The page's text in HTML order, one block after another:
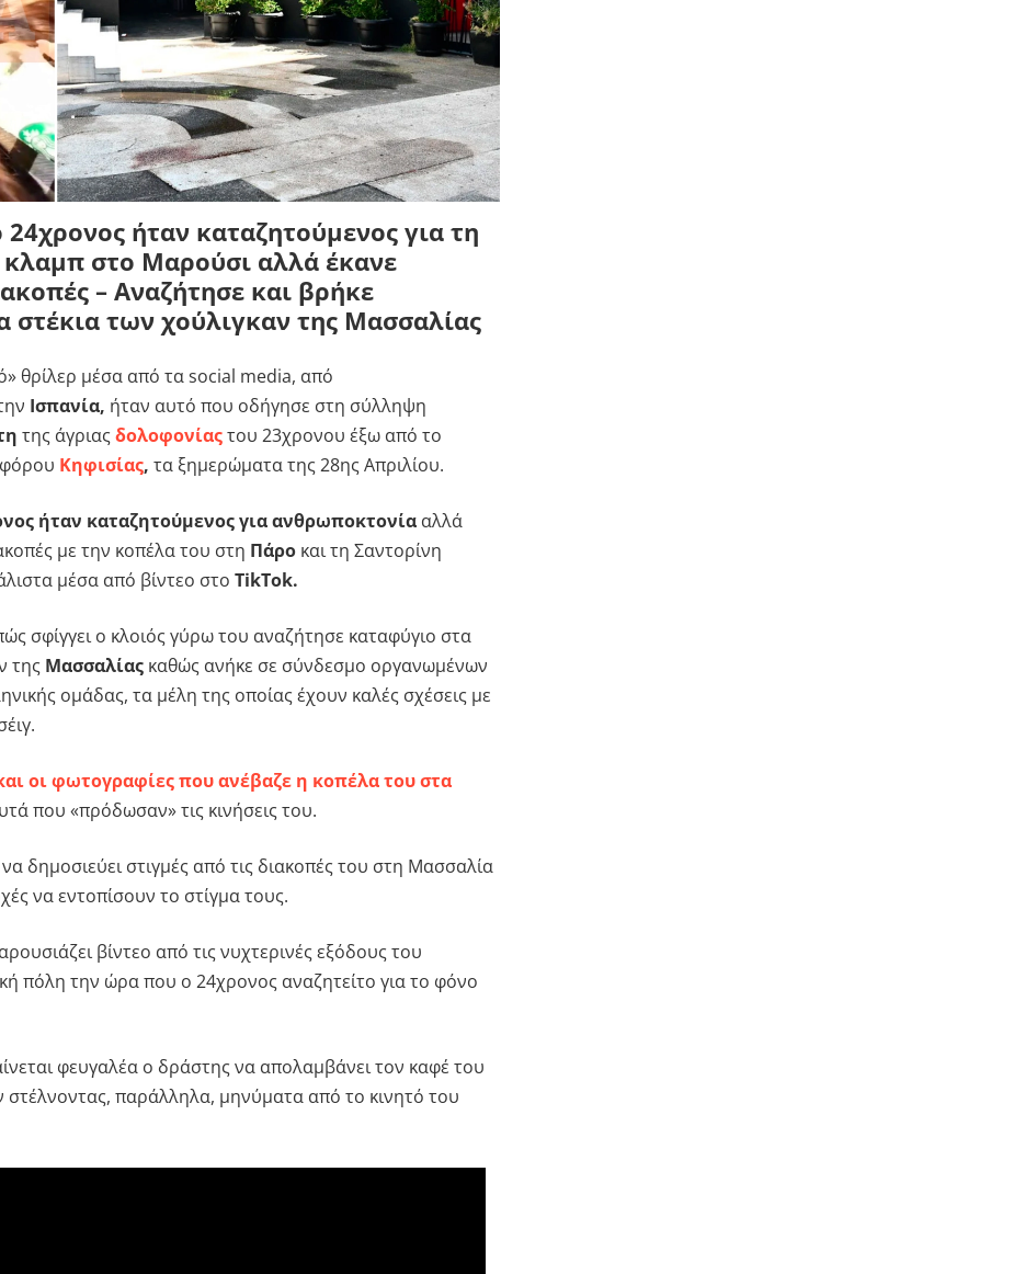
24χρονος ήταν καταζητούμενος για τη
στο Μαρούσι αλλά έκανε
– Αναζήτησε και βρήκε
στέκια των χούλιγκαν της Μασσαλίας
θρίλερ μέσα από τα social media, από
Ισπανία, ήταν αυτό που οδήγησε στη σύλληψη
της άγριας δολοφονίαςτου 23χρονου έξω από το
Κηφισίας, τα ξημερώματα της 28ης Απριλίου.
ήταν καταζητούμενος για ανθρωποκτονία αλλά
με την κοπέλα του στη Πάρο και τη Σαντορίνη
μέσα από βίντεο στο TikTok.
σφίγγει ο κλοιός γύρω του αναζήτησε καταφύγιο στα
της Μασσαλίας καθώς ανήκε σε σύνδεσμο οργανωμένων
ομάδας, τα μέλη της οποίας έχουν καλές σχέσεις με
οι φωτογραφίες που ανέβαζε η κοπέλα του στα
που «πρόδωσαν» τις κινήσεις του.
δημοσιεύει στιγμές από τις διακοπές του στη Μασσαλία
να εντοπίσουν το στίγμα τους.
βίντεο από τις νυχτερινές εξόδους του
πόλη την ώρα που ο 24χρονος αναζητείτο για το φόνο
φευγαλέα ο δράστης να απολαμβάνει τον καφέ του
στέλνοντας, παράλληλα, μηνύματα από το κινητό του